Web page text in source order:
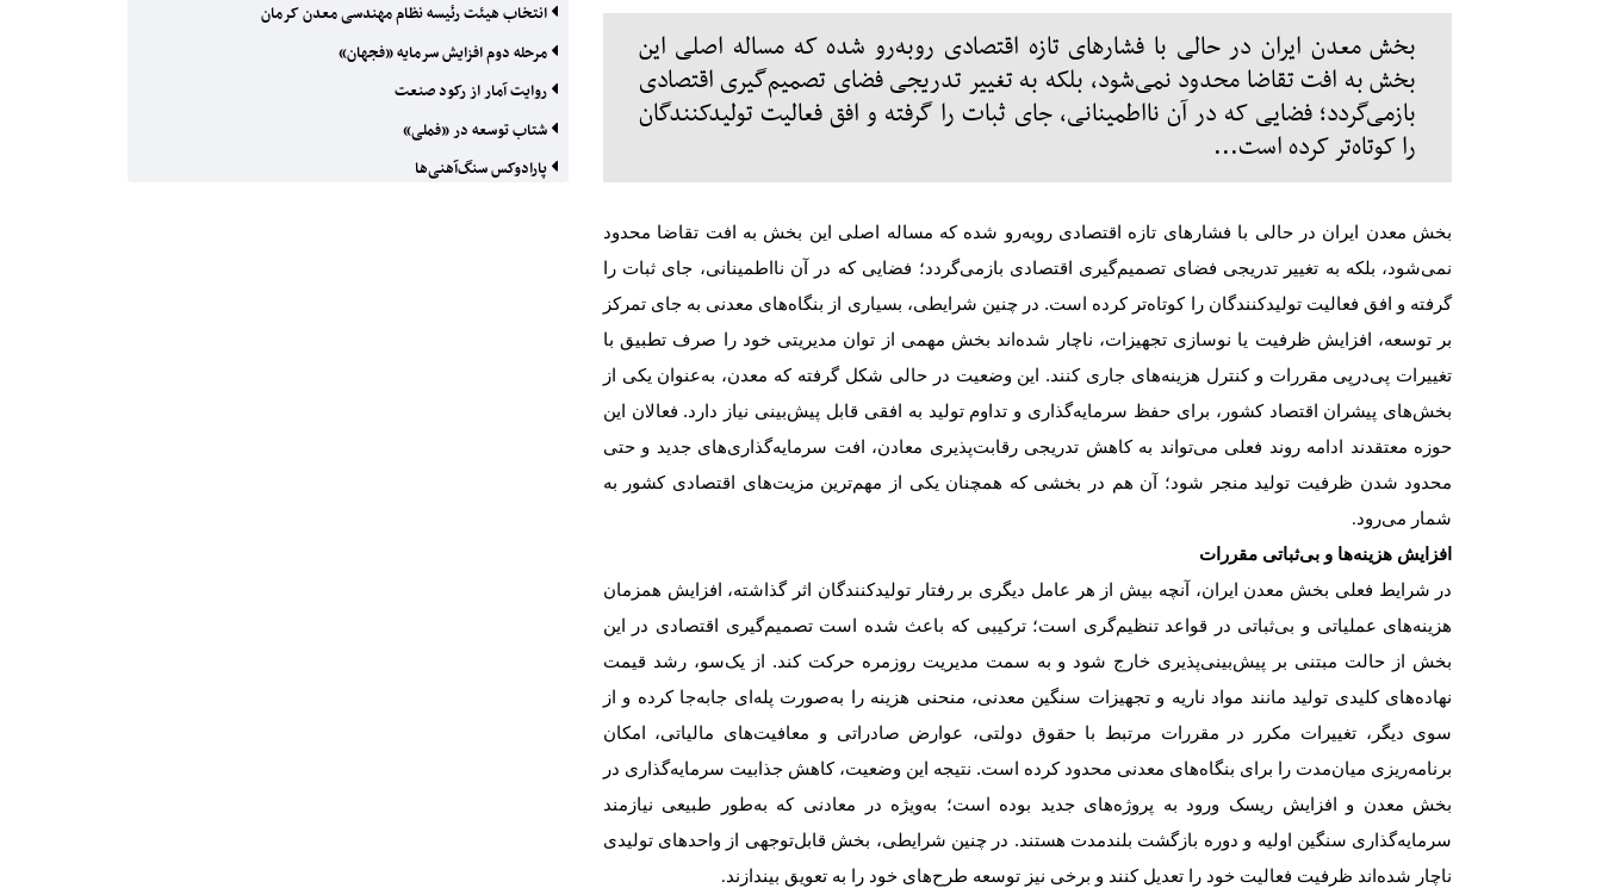
بخش معدن ایران در حالی با فشارهای تازه اقتصادی روبه‌رو شده که مساله اصلی این
بخش به افت تقاضا محدود نمی‌شود، بلکه به تغییر تدریجی فضای تصمیم‌گیری اقتصادی
بازمی‌گردد؛ فضایی که در آن نااطمینانی، جای ثبات را گرفته و افق فعالیت تولیدکنندگان
را کوتاه‌تر کرده است...
بخش معدن ایران در حالی با فشارهای تازه اقتصادی روبه‌رو شده که مساله اصلی این بخش به افت تقاضا محدود
نمی‌شود، بلکه به تغییر تدریجی فضای تصمیم‌گیری اقتصادی بازمی‌گردد؛ فضایی که در آن نااطمینانی، جای ثبات را
گرفته و افق فعالیت تولیدکنندگان را کوتاه‌تر کرده است. در چنین شرایطی، بسیاری از بنگاه‌های معدنی به جای تمرکز
بر توسعه، افزایش ظرفیت یا نوسازی تجهیزات، ناچار شده‌اند بخش مهمی از توان مدیریتی خود را صرف تطبیق با
تغییرات پی‌درپی مقررات و کنترل هزینه‌های جاری کنند. این وضعیت در حالی شکل گرفته که معدن، به‌عنوان یکی از
بخش‌های پیشران اقتصاد کشور، برای حفظ سرمایه‌گذاری و تداوم تولید به افقی قابل پیش‌بینی نیاز دارد. فعالان این
حوزه معتقدند ادامه روند فعلی می‌تواند به کاهش تدریجی رقابت‌پذیری معادن، افت سرمایه‌گذاری‌های جدید و حتی
محدود شدن ظرفیت تولید منجر شود؛‌ آن هم در بخشی که همچنان یکی از مهم‌ترین مزیت‌های اقتصادی کشور به
شمار می‌رود.
افزایش هزینه‌ها و بی‌ثباتی مقررات
در شرایط فعلی بخش معدن ایران، آنچه بیش از هر عامل دیگری بر رفتار تولیدکنندگان اثر گذاشته، افزایش همزمان
هزینه‌های عملیاتی و بی‌ثباتی در قواعد تنظیم‌گری است؛ ترکیبی که باعث شده است تصمیم‌گیری اقتصادی در این
بخش از حالت مبتنی بر پیش‌بینی‌پذیری خارج شود و به سمت مدیریت روزمره حرکت کند. از یک‌سو، رشد قیمت
نهاده‌های کلیدی تولید مانند مواد ناریه و تجهیزات سنگین معدنی، منحنی هزینه را به‌صورت پله‌ای جابه‌جا کرده و از
سوی دیگر، تغییرات مکرر در مقررات مرتبط با حقوق دولتی، عوارض صادراتی و معافیت‌های مالیاتی، امکان
برنامه‌ریزی میان‌مدت را برای بنگاه‌های معدنی محدود کرده است. نتیجه این وضعیت، کاهش جذابیت سرمایه‌گذاری در
بخش معدن و افزایش ریسک ورود به پروژه‌های جدید بوده است؛ به‌ویژه در معادنی که به‌طور طبیعی نیازمند
سرمایه‌گذاری سنگین اولیه و دوره بازگشت بلندمدت هستند. در چنین شرایطی، بخش قابل‌توجهی از واحدهای تولیدی
ناچار شده‌اند ظرفیت فعالیت خود را تعدیل کنند و برخی نیز توسعه طرح‌های خود را به تعویق بیندازند.
انتخاب هیئت رئیسه نظام مهندسی معدن کرمان
مرحله دوم افزایش سرمایه «فجهان»
روایت آمار از رکود صنعت
شتاب توسعه در «فملی»
پارادوکس سنگ‌آهنی‌ها